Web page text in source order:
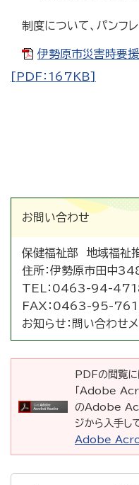
制度について、パンフレ
伊勢原市災害時要
[PDF：167KB]
お問い合わせ
保健福祉部 地域福祉
住所：伊勢原市田中
TEL： 0463-94-
FAX： 0463-95-
お知らせ： 問い合わせ
PDFの閲覧
「Adobe
のAdobe
ジから入手し
Adobe